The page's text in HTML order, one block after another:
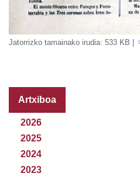
Jatorrizko tamainako irudia: 533 KB |
Artxiboa
2026
2025
2024
2023